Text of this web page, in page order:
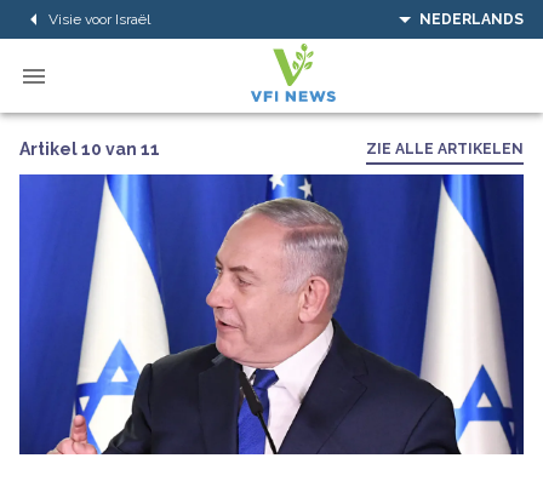
Visie voor Israël NEDERLANDS
Artikel 10 van 11 ZIE ALLE ARTIKELEN